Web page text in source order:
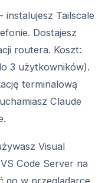
- instalujesz Tailscale
Dostajesz
routera. Koszt:
3 użytkowników).
terminalową
Claude
Visual
Code Server na
go w przeglądarce